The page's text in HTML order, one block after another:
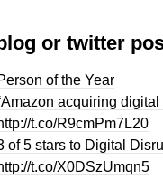
or twitter
of the Year
acquiring
t.co/R9cmPm7L20
of 5 stars to Digital
t.co/X0DSzUmqn5